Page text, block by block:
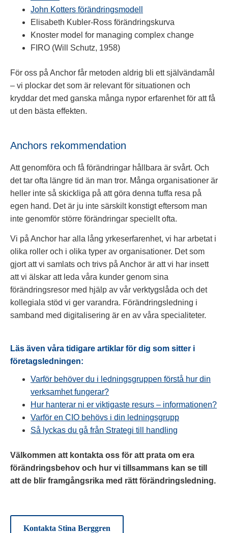
John Kotters förändringsmodell
Elisabeth Kubler-Ross förändringskurva
Knoster model for managing complex change
FIRO (Will Schutz, 1958)
För oss på Anchor får metoden aldrig bli ett självändamål
– vi plockar det som är relevant för situationen och
kryddar det med ganska många nypor erfarenhet för att få
ut den bästa effekten.
Anchors rekommendation
Att genomföra och få förändringar hållbara är svårt. Och
det tar ofta längre tid än man tror. Många organisationer är
heller inte så skickliga på att göra denna tuffa resa på
egen hand. Det är ju inte särskilt konstigt eftersom man
inte genomför större förändringar speciellt ofta.
Vi på Anchor har alla lång yrkeserfarenhet, vi har arbetat i
olika roller och i olika typer av organisationer. Det som
gjort att vi samlats och trivs på Anchor är att vi har insett
att vi älskar att leda våra kunder genom sina
förändringsresor med hjälp av vår verktygslåda och det
kollegiala stöd vi ger varandra. Förändringsledning i
samband med digitalisering är en av våra specialiteter.
Läs även våra tidigare artiklar för dig som sitter i
företagsledningen:
Varför behöver du i ledningsgruppen förstå hur din
verksamhet fungerar?
Hur hanterar ni er viktigaste resurs – informationen?
Varför en CIO behövs i din ledningsgrupp
Så lyckas du gå från Strategi till handling
Välkommen att kontakta oss för att prata om era
förändringsbehov och hur vi tillsammans kan se till
att de blir framgångsrika med rätt förändringsledning.
Kontakta Stina Berggren